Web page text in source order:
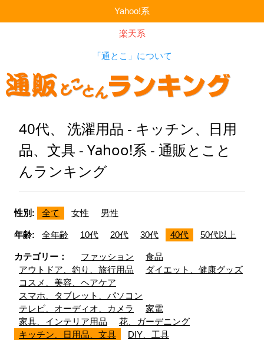
Yahoo!系
楽天系
「通とこ」について
40代、 洗濯用品 - キッチン、日用
品、文具 - Yahoo!系 - 通販とこと
んランキング
性別: 全て 女性 男性
年齢: 全年齢 10代 20代 30代 40代 50代以上
カテゴリー： ファッション
食品
アウトドア、釣り、旅行用品
ダイエット、健康グッズ
コスメ、美容、ヘアケア
スマホ、タブレット、パソコン
テレビ、オーディオ、カメラ
家電
家具、インテリア用品
花、ガーデニング
キッチン、日用品、文具
DIY、工具